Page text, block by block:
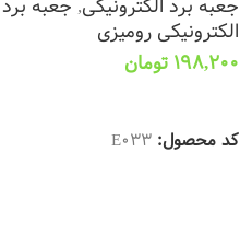
الکترونیکی رومیزی
198,200 تومان
کد محصول: E033